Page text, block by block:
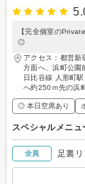
【完全個室の
◎
アクセス：都営
方面へ、浜町公園
日比谷線 人形町
へ約250ｍ先の浜
◎ 本日空席あり
スペシャルメニュ
全員 足裏